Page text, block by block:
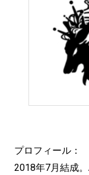
プロフィール：
2018年7月結成。